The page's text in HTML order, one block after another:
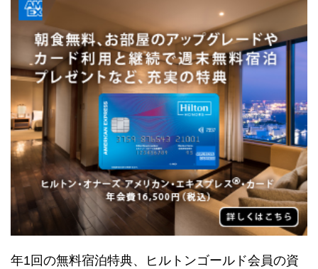
年1回の無料宿泊特典、ヒルトンゴールド会員の資